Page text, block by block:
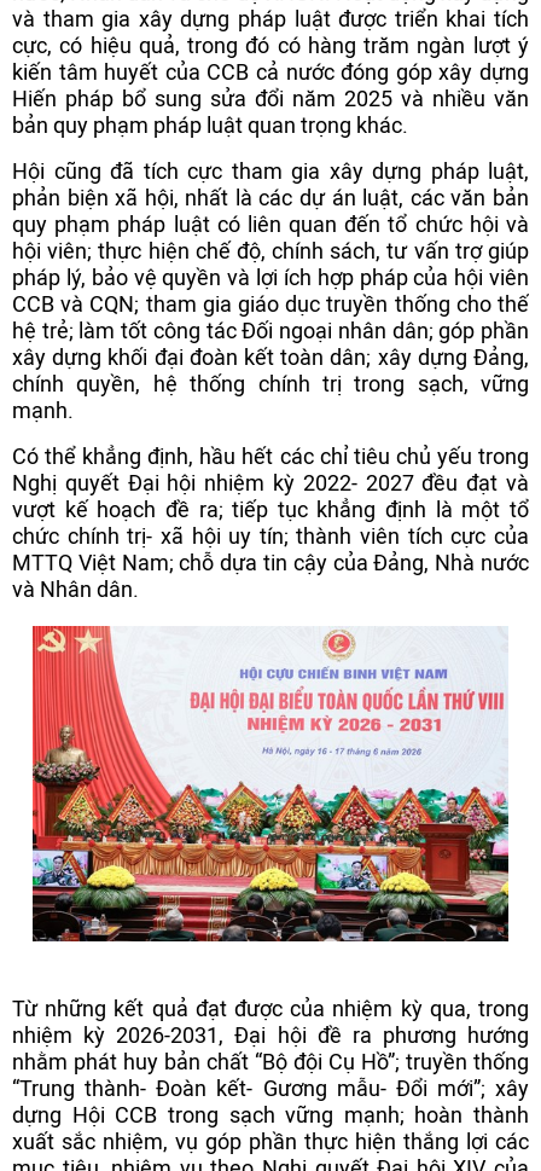
và tham gia xây dựng pháp luật được triển khai tích
cực, có hiệu quả, trong đó có hàng trăm ngàn lượt ý
kiến tâm huyết của CCB cả nước đóng góp xây dựng
Hiến pháp bổ sung sửa đổi năm 2025 và nhiều văn
bản quy phạm pháp luật quan trọng khác.
Hội cũng đã tích cực tham gia xây dựng pháp luật,
phản biện xã hội, nhất là các dự án luật, các văn bản
quy phạm pháp luật có liên quan đến tổ chức hội và
hội viên; thực hiện chế độ, chính sách, tư vấn trợ giúp
pháp lý, bảo vệ quyền và lợi ích hợp pháp của hội viên
CCB và CQN; tham gia giáo dục truyền thống cho thế
hệ trẻ; làm tốt công tác Đối ngoại nhân dân; góp phần
xây dựng khối đại đoàn kết toàn dân; xây dựng Đảng,
chính quyền, hệ thống chính trị trong sạch, vững
mạnh.
Có thể khẳng định, hầu hết các chỉ tiêu chủ yếu trong
Nghị quyết Đại hội nhiệm kỳ 2022- 2027 đều đạt và
vượt kế hoạch đề ra; tiếp tục khẳng định là một tổ
chức chính trị- xã hội uy tín; thành viên tích cực của
MTTQ Việt Nam; chỗ dựa tin cậy của Đảng, Nhà nước
và Nhân dân.
Từ những kết quả đạt được của nhiệm kỳ qua, trong
nhiệm kỳ 2026-2031, Đại hội đề ra phương hướng
nhằm phát huy bản chất “Bộ đội Cụ Hồ”; truyền thống
“Trung thành- Đoàn kết- Gương mẫu- Đổi mới”; xây
dựng Hội CCB trong sạch vững mạnh; hoàn thành
xuất sắc nhiệm, vụ góp phần thực hiện thắng lợi các